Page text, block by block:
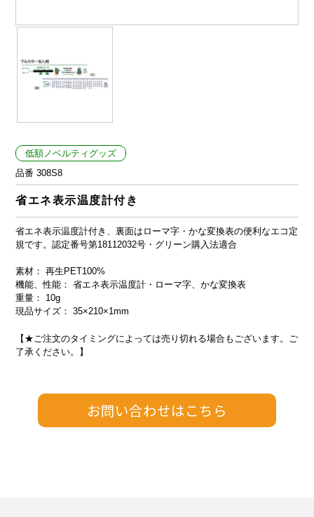
低額ノベルティグッズ
品番 308S8
省エネ表示温度計付き
省エネ表示温度計付き、裏面はローマ字・かな変換表の便利なエコ定
規です。認定番号第18112032号・グリーン購入法適合
素材： 再生PET100%
機能、性能： 省エネ表示温度計・ローマ字、かな変換表
重量： 10g
現品サイズ： 35×210×1mm
【★ご注文のタイミングによっては売り切れる場合もございます。ご
了承ください。】